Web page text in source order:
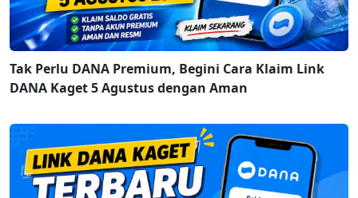
Tak Perlu DANA Premium, Begini Cara Klaim Link
DANA Kaget 5 Agustus dengan Aman